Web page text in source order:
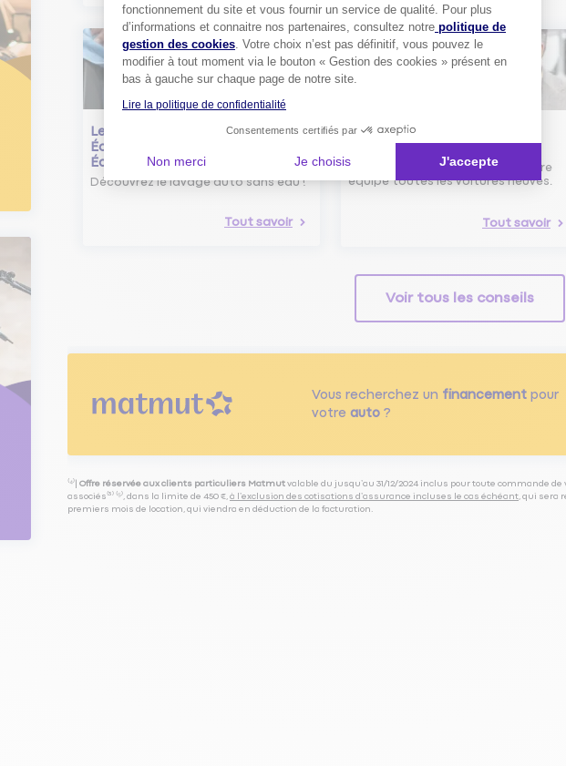
Le Lavage Auto Sans Eau :
Écologique, Efficace et
Économique !
Découvrez le lavage auto sans eau !
Tout savoir
Boîte noire dans les voitures
Depuis juillet 2024, une boîte noire
équipe toutes les voitures neuves.
Tout savoir
Voir tous les conseils
Vous recherchez un financementpour
votre auto?
⁽⁴⁾| Offre réservée aux clients particuliers Matmut valable du jusqu’au 31/12/2024 inclus pour toute commande
associés⁽³⁾ ⁽⁵⁾, dans la limite de 450 €, à l’exclusion des cotisations d’assurance incluses le cas échéant , qui sera
premiers mois de location, qui viendra en déduction de la facturation.
fonctionnement du site et vous fournir un service de qualité. Pour plus
d’informations et connaitre nos partenaires, consultez notre politique de
gestion des cookies. Votre choix n’est pas définitif, vous pouvez le
modifier à tout moment via le bouton « Gestion des cookies » présent en
bas à gauche sur chaque page de notre site.
Lire la politique de confidentialité
Consentements certifiés par
Non merci Je choisis J'accepte
Axeptio consent